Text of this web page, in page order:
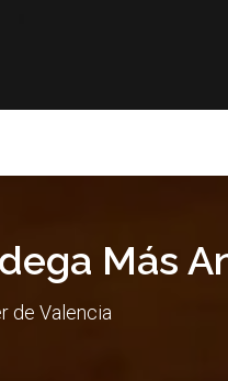
Más
de Valencia